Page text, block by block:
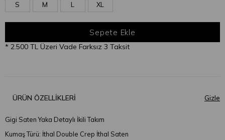
S M L XL
* 2.500 TL Üzeri Vade Farksız 3 Taksit
ÜRÜN ÖZELLIKLERI
Gigi Saten Yaka Detaylı İkili Takım
Kumaş Türü: İthal Double Crep İthal Saten